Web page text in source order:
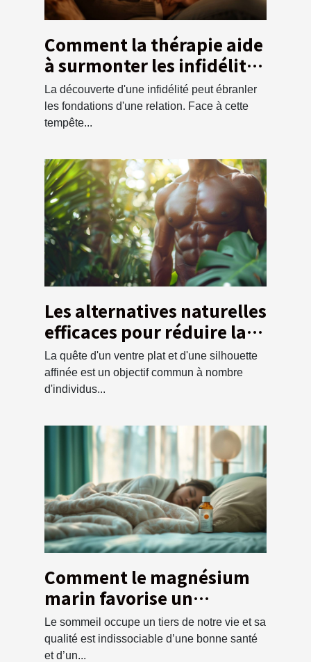
Comment la thérapie aide
à surmonter les infidélités
et renforcer la confiance
La découverte d'une infidélité peut ébranler
les fondations d'une relation. Face à cette
tempête...
Les alternatives naturelles
efficaces pour réduire la
graisse abdominale
La quête d'un ventre plat et d'une silhouette
affinée est un objectif commun à nombre
d'individus...
Comment le magnésium
marin favorise un
sommeil réparateur et la
sérénité
Le sommeil occupe un tiers de notre vie et sa
qualité est indissociable d’une bonne santé
et d’un...